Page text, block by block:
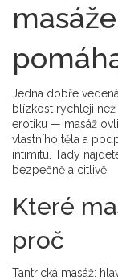
Jedna dobře
blízkost rychleji
erotiku — masáž
vlastního těla a
intimitu. Tady
bezpečně a citlivě.
Které
proč
Tantrická masáž: